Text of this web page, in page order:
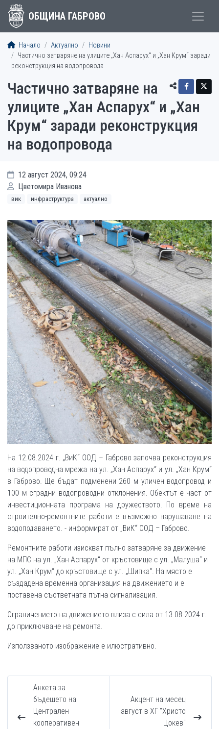
ОБЩИНА ГАБРОВО
Начало Актуално
Новини
Частично затваряне на улиците „Хан Аспарух“ и „Хан Крум“ заради
реконструкция на водопровода
Частично затваряне на
улиците „Хан Аспарух“ и „Хан
Крум“ заради реконструкция
на водопровода
12 август 2024, 09:24
Цветомира Иванова
вик инфраструктура актуално
На 12.08.2024 г. „ВиК“ ООД – Габрово започва реконструкция
на водопроводна мрежа на ул. „Хан Аспарух“ и ул. „Хан Крум“
в Габрово. Ще бъдат подменени 260 м уличен водопровод и
100 м сградни водопроводни отклонения. Обектът е част от
инвестиционната програма на дружеството. По време на
строително-ремонтните работи е възможно нарушаване на
водоподаването. - информират от „ВиК“ ООД – Габрово.
Ремонтните работи изискват пълно затваряне за движение
на МПС на ул. „Хан Аспарух“ от кръстовище с ул. „Малуша“ и
ул. „Хан Крум“ до кръстовище с ул. „Шипка“. На място е
създадена временна организация на движението и е
поставена съответната пътна сигнализация.
Ограничението на движението влиза с сила от 13.08.2024 г.
до приключване на ремонта.
Използваното изображение е илюстративно.
Анкета за
бъдещето на
Централен
кооперативен
Акцент на месец
август в ХГ "Христо
Цокев"